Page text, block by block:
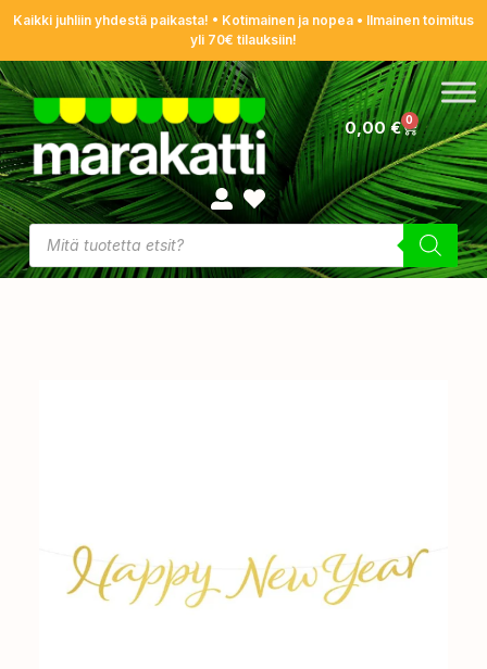
Kaikki juhliin yhdestä paikasta! • Kotimainen ja nopea • Ilmainen toimitus
yli 70€ tilauksiin!
0,00€ 0